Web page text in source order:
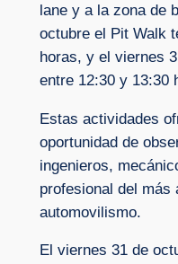
lane y a la zona de
octubre el Pit Walk
horas, y el viernes
entre 12:30 y 13:30
Estas actividades
oportunidad de
ingenieros,
profesional del más
automovilismo.
El viernes 31 de